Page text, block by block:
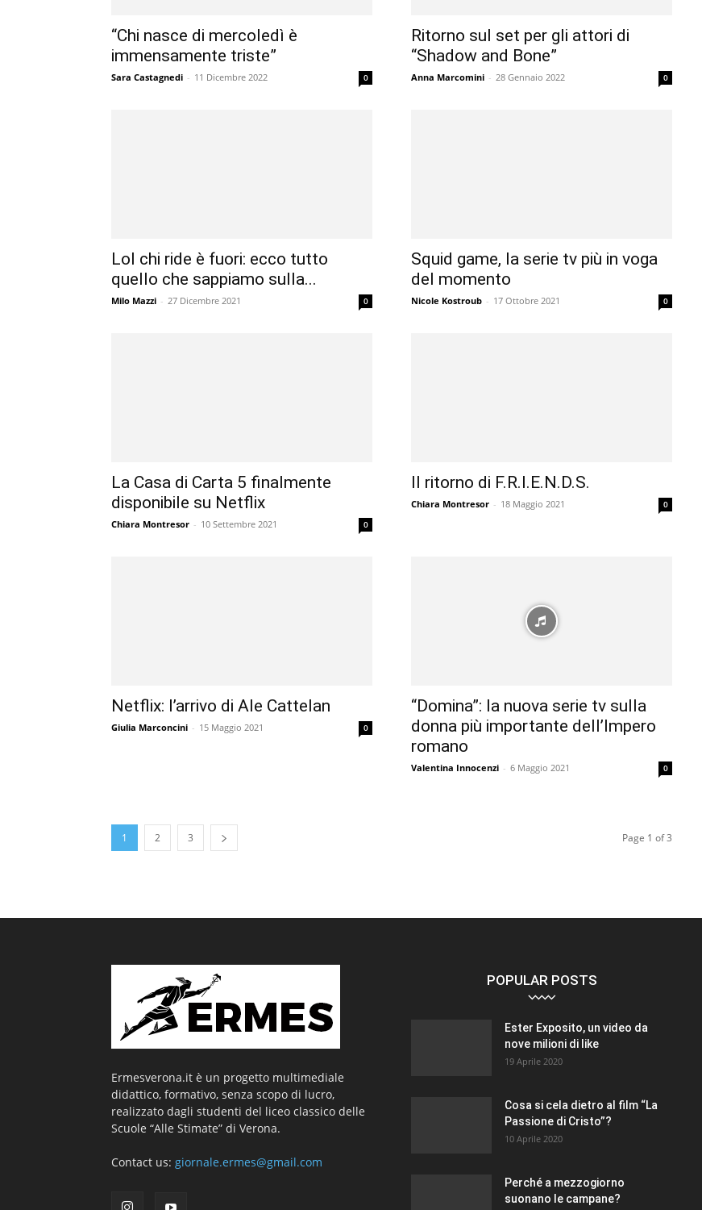
“Chi nasce di mercoledì è
immensamente triste”
Sara Castagnedi - 11 Dicembre 2022 0
Ritorno sul set per gli attori di
“Shadow and Bone”
Anna Marcomini - 28 Gennaio 2022 0
Lol chi ride è fuori: ecco tutto
quello che sappiamo sulla...
Milo Mazzi - 27 Dicembre 2021 0
Squid game, la serie tv più in voga
del momento
Nicole Kostroub - 17 Ottobre 2021 0
La Casa di Carta 5 finalmente
disponibile su Netflix
Chiara Montresor - 10 Settembre 2021 0
Il ritorno di F.R.I.E.N.D.S.
Chiara Montresor - 18 Maggio 2021 0
Netflix: l’arrivo di Ale Cattelan
Giulia Marconcini - 15 Maggio 2021 0
“Domina”: la nuova serie tv sulla
donna più importante dell’Impero
romano
Valentina Innocenzi - 6 Maggio 2021 0
1 2 3 Page 1 of 3
Ermesverona.it è un progetto multimediale
didattico, formativo, senza scopo di lucro,
realizzato dagli studenti del liceo classico delle
Scuole “Alle Stimate” di Verona.
Contact us: giornale.ermes@gmail.com
POPULAR POSTS
Ester Exposito, un video da
nove milioni di like
19 Aprile 2020
Cosa si cela dietro al film “La
Passione di Cristo”?
10 Aprile 2020
Perché a mezzogiorno
suonano le campane?